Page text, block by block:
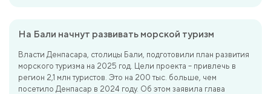
На Бали начнут развивать морской туризм
Власти Денпасара, столицы Бали, подготовили план развития
морского туризма на 2025 год. Цели проекта – привлечь в
регион 2,1 млн туристов. Это на 200 тыс. больше, чем
посетило Денпасар в 2024 году. Об этом заявила глава